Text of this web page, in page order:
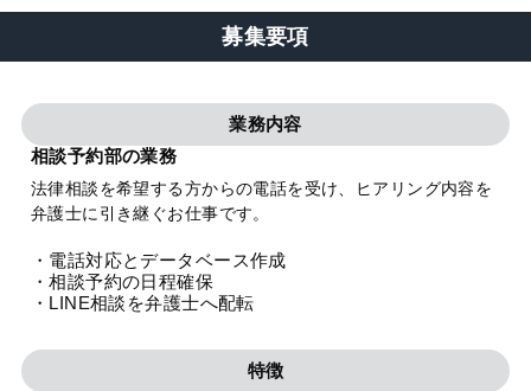
募集要項
業務内容
相談予約部の業務
法律相談を希望する方からの電話を受け、ヒアリング内容を
弁護士に引き継ぐお仕事です。
・電話対応とデータベース作成
・相談予約の日程確保
・LINE相談を弁護士へ配転
特徴
特設サイト
相談先情報サイト